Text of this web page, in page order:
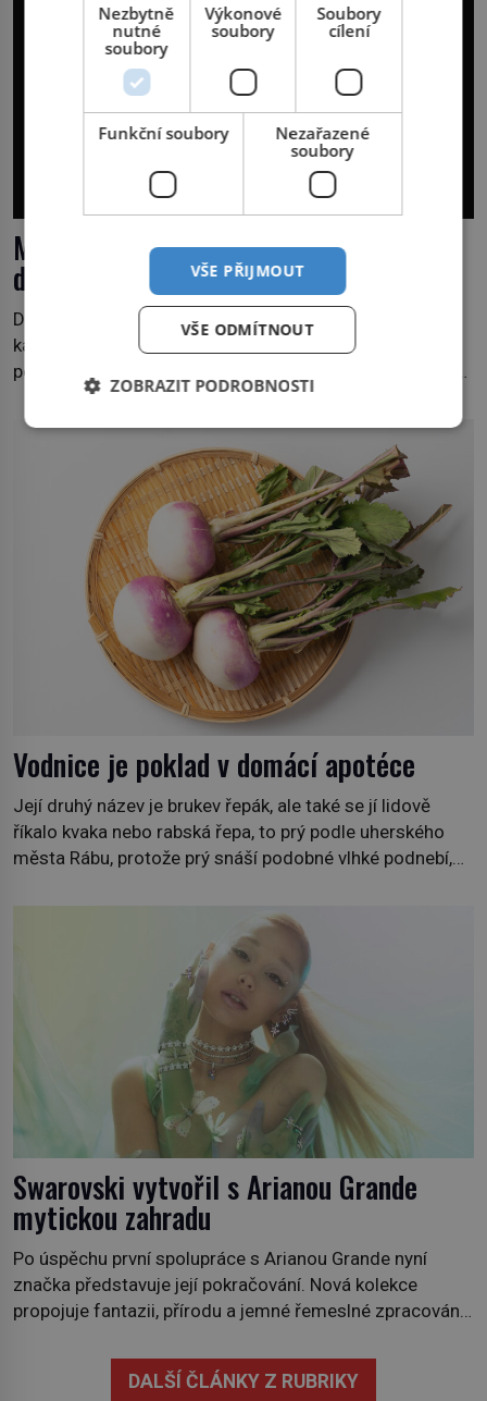
Malle Maison de Famille: překvapující
doplněk od LV
Další z nečekaných doplňků od Louis Vuitton je určitě
kabelka Malle Maison de Famille, která zaujme na první
pohled. Není to každodenní doplněk ani kabelka na párty,
ale symbol tradice a bohaté historie značky. Jde o poctu
Nicolase Ghesquièra rodinnému sídlu Vuittonů na
adrese 18 Rue Louis Vuitton, které bylo postaveno v
roce 1869. […]
Vodnice je poklad v domácí apotéce
Její druhý název je brukev řepák, ale také se jí lidově
říkalo kvaka nebo rabská řepa, to prý podle uherského
města Rábu, protože prý snáší podobné vlhké podnebí,
někdy i v obchodech. Její bulvy jsou bílé, nahoře někdy
Swarovski vytvořil s Arianou Grande
mytickou zahradu
Po úspěchu první spolupráce s Arianou Grande nyní
značka představuje její pokračování. Nová kolekce
propojuje fantazii, přírodu a jemné řemeslné zpracování
třicítka šperků působí hravě a zároveň rafinovaně.
Spolupráce mezi značkou Swarovski a zpěvačkou a
DALŠÍ ČLÁNKY Z RUBRIKY
Nezbytně
nutné
soubory
Výkonové
soubory
Soubory
cílení
Funkční soubory
Nezařazené
soubory
VŠE PŘIJMOUT
VŠE ODMÍTNOUT
ZOBRAZIT PODROBNOSTI